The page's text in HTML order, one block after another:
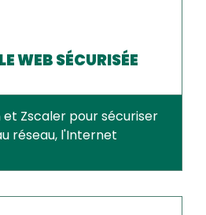
WEB SÉCURISÉE
et Zscaler pour sécuriser
réseau, l'Internet